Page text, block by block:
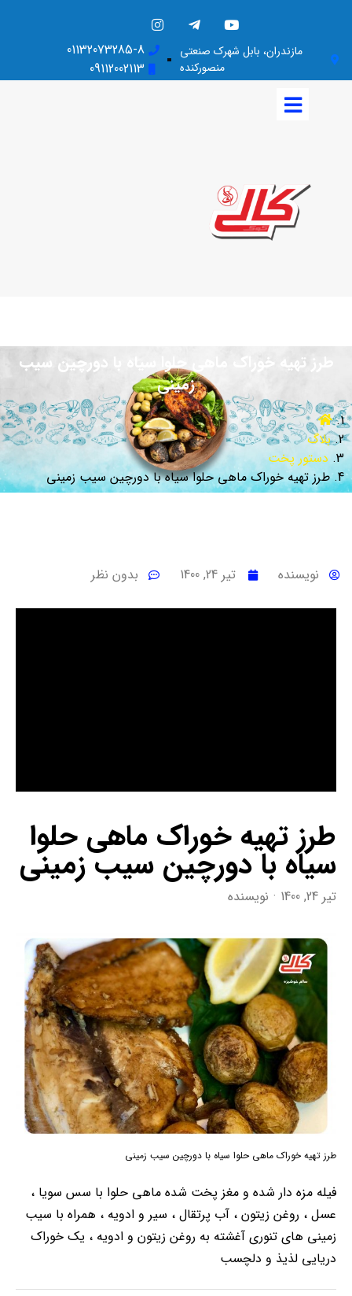
مازندران، بابل شهرک صنعتی
منصورکنده
01132073285-8
09112002113
طرز تهیه خوراک ماهی حلوا سیاه با دورچین سیب
زمینی
بلاگ
دستور پخت
طرز تهیه خوراک ماهی حلوا سیاه با دورچین سیب زمینی
نویسنده تیر 24, 1400 بدون نظر
طرز تهیه خوراک ماهی حلوا
سیاه با دورچین سیب زمینی
تیر 24, 1400 نویسنده
طرز تهیه خوراک ماهی حلوا سیاه با دورچین سیب زمینی
فیله مزه دار شده و مغز پخت شده ماهی حلوا با سس سویا ،
عسل ، روغن زیتون ، آب پرتقال ، سیر و ادویه ، همراه با سیب
زمینی های تنوری آغشته به روغن زیتون و ادویه ، یک خوراک
دریایی لذیذ و دلچسب